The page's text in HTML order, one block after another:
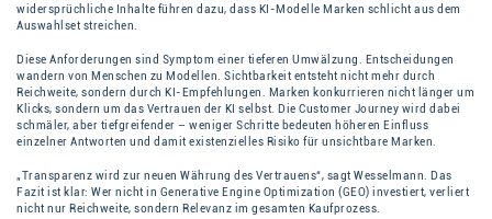
widersprüchliche Inhalte führen dazu, dass KI-Modelle Marken schlicht aus dem
Auswahlset streichen.
Diese Anforderungen sind Symptom einer tieferen Umwälzung. Entscheidungen
wandern von Menschen zu Modellen. Sichtbarkeit entsteht nicht mehr durch
Reichweite, sondern durch KI-Empfehlungen. Marken konkurrieren nicht länger um
Klicks, sondern um das Vertrauen der KI selbst. Die Customer Journey wird dabei
schmäler, aber tiefgreifender – weniger Schritte bedeuten höheren Einfluss
einzelner Antworten und damit existenzielles Risiko für unsichtbare Marken.
„Transparenz wird zur neuen Währung des Vertrauens“, sagt Wesselmann. Das
Fazit ist klar: Wer nicht in Generative Engine Optimization (GEO) investiert, verliert
nicht nur Reichweite, sondern Relevanz im gesamten Kaufprozess.